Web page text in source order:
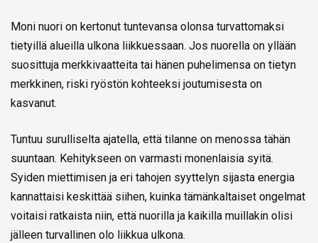
Moni nuori on kertonut tuntevansa olonsa turvattomaksi
tietyillä alueilla ulkona liikkuessaan. Jos nuorella on yllään
suosittuja merkkivaatteita tai hänen puhelimensa on tietyn
merkkinen, riski ryöstön kohteeksi joutumisesta on
kasvanut.
Tuntuu surulliselta ajatella, että tilanne on menossa tähän
suuntaan. Kehitykseen on varmasti monenlaisia syitä.
Syiden miettimisen ja eri tahojen syyttelyn sijasta energia
kannattaisi keskittää siihen, kuinka tämänkaltaiset ongelmat
voitaisi ratkaista niin, että nuorilla ja kaikilla muillakin olisi
jälleen turvallinen olo liikkua ulkona.